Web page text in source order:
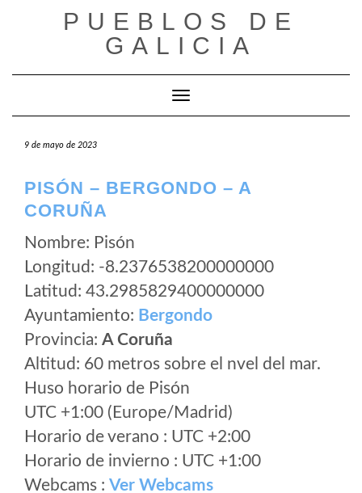
PUEBLOS DE
GALICIA
Cambiar modo de navegación
9 de mayo de 2023
PISÓN – BERGONDO – A
CORUÑA
Nombre: Pisón
Longitud: -8.2376538200000000
Latitud: 43.2985829400000000
Ayuntamiento: Bergondo
Provincia: A Coruña
Altitud: 60 metros sobre el nvel del mar.
Huso horario de Pisón
UTC +1:00 (Europe/Madrid)
Horario de verano : UTC +2:00
Horario de invierno : UTC +1:00
Webcams : Ver Webcams